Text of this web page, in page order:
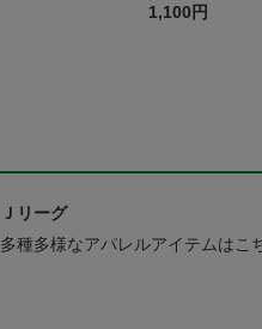
1,100円
Ｊリーグ
多種多様なアパレルアイテムはこ